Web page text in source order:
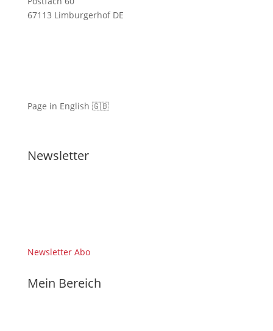
67113 Limburgerhof DE
Page in English 🇬🇧
Newsletter
Newsletter Abo
Mein Bereich